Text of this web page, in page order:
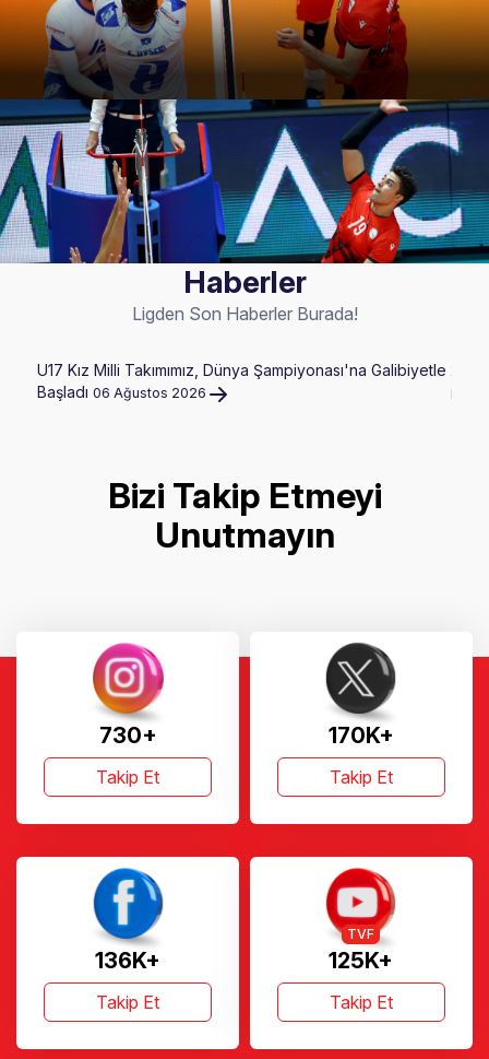
Haberler
Ligden Son Haberler Burada!
U17 Kız Milli Takımımız, Dünya Şampiyonası'na Galibiyetle
Başladı 06 Ağustos 2026
Bizi Takip Etmeyi
Unutmayın
730+
Takip Et
170K+
Takip Et
136K+
Takip Et
125K+
TVF
Takip Et